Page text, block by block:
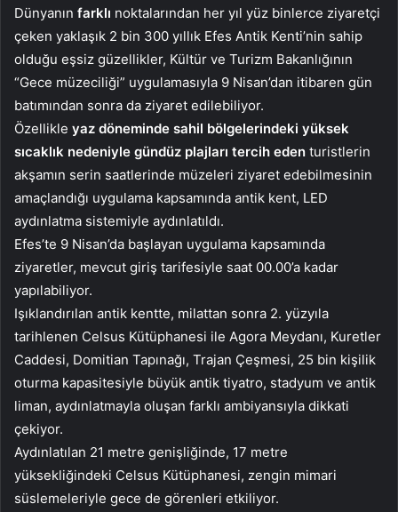
Dünyanın farklı noktalarından her yıl yüz binlerce ziyaretçi
çeken yaklaşık 2 bin 300 yıllık Efes Antik Kenti’nin sahip
olduğu eşsiz güzellikler, Kültür ve Turizm Bakanlığının
“Gece müzeciliği” uygulamasıyla 9 Nisan’dan itibaren gün
batımından sonra da ziyaret edilebiliyor.
Özellikle yaz döneminde sahil bölgelerindeki yüksek
sıcaklık nedeniyle gündüz plajları tercih eden turistlerin
akşamın serin saatlerinde müzeleri ziyaret edebilmesinin
amaçlandığı uygulama kapsamında antik kent, LED
aydınlatma sistemiyle aydınlatıldı.
Efes’te 9 Nisan’da başlayan uygulama kapsamında
ziyaretler, mevcut giriş tarifesiyle saat 00.00’a kadar
yapılabiliyor.
Işıklandırılan antik kentte, milattan sonra 2. yüzyıla
tarihlenen Celsus Kütüphanesi ile Agora Meydanı, Kuretler
Caddesi, Domitian Tapınağı, Trajan Çeşmesi, 25 bin kişilik
oturma kapasitesiyle büyük antik tiyatro, stadyum ve antik
liman, aydınlatmayla oluşan farklı ambiyansıyla dikkati
çekiyor.
Aydınlatılan 21 metre genişliğinde, 17 metre
yüksekliğindeki Celsus Kütüphanesi, zengin mimari
süslemeleriyle gece de görenleri etkiliyor.